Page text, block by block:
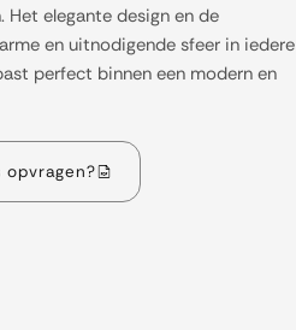
Het elegante design en de
en uitnodigende sfeer in iedere
perfect binnen een modern en
opvragen?